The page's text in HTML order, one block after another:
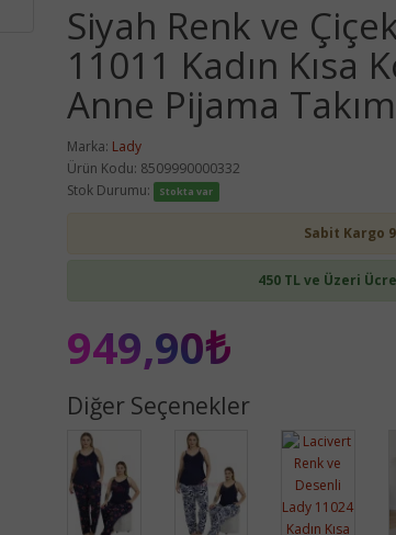
Siyah Renk ve
11011 Kadın Kısa
Anne Pijama
Marka: Lady
Ürün Kodu: 8509990000332
Stok Durumu:
Stokta var
Sabit Kargo
450 TL ve Üzeri
949,90₺
Diğer Seçenekler